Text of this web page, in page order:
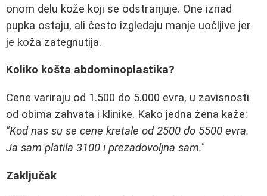
onom delu kože koji se odstranjuje. One iznad
pupka ostaju, ali često izgledaju manje uočljive jer
je koža zategnutija.
Koliko košta abdominoplastika?
Cene variraju od 1.500 do 5.000 evra, u zavisnosti
od obima zahvata i klinike. Kako jedna žena kaže:
"Kod nas su se cene kretale od 2500 do 5500 evra.
Ja sam platila 3100 i prezadovoljna sam."
Zaključak